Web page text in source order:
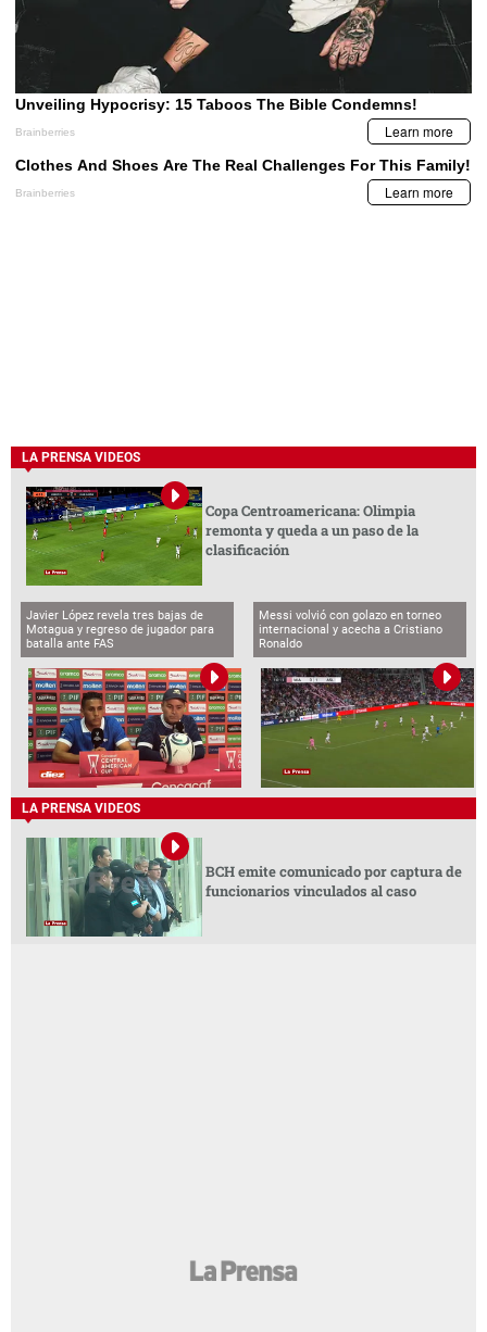
LA PRENSA VIDEOS
Copa Centroamericana: Olimpia
remonta y queda a un paso de la
clasificación
Javier López revela tres bajas de
Motagua y regreso de jugador para
batalla ante FAS
Messi volvió con golazo en torneo
internacional y acecha a Cristiano
Ronaldo
LA PRENSA VIDEOS
BCH emite comunicado por captura de
funcionarios vinculados al caso